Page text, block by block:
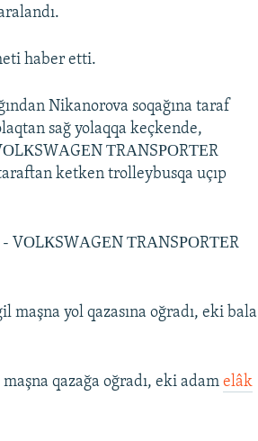
haber etti.
Nikanorova soqağına taraf
sağ yolaqqa keçkende,
ТRАNSРОRТЕR
ketken trolleybusqa uçıp
- VОLКSWАGЕN ТRАNSРОRТЕR
maşna yol qazasına oğradı, eki bala
qazağa oğradı, eki adamelâk